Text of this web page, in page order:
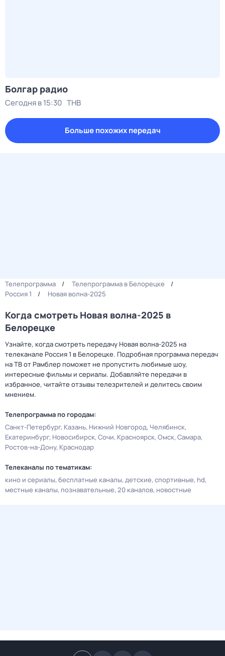
Болгар радио
Сегодня в 15:30 ТНВ
Больше похожих передач
Телепрограмма
Телепрограмма в Белорецке
Россия 1
Новая волна-2025
Когда смотреть Новая волна-2025 в
Белорецке
Узнайте, когда смотреть передачу Новая волна-2025 на
телеканале Россия 1 в Белорецке. Подробная программа передач
на ТВ от Рамблер поможет не пропустить любимые шоу,
интересные фильмы и сериалы. Добавляйте передачи в
избранное, читайте отзывы телезрителей и делитесь своим
мнением.
Телепрограмма по городам:
Санкт-Петербург Казань Нижний Новгород Челябинск
Екатеринбург Новосибирск Сочи Красноярск Омск Самара
Ростов-на-Дону Краснодар
Телеканалы по тематикам:
кино и сериалы бесплатные каналы детские спортивные hd
местные каналы познавательные 20 каналов новостные